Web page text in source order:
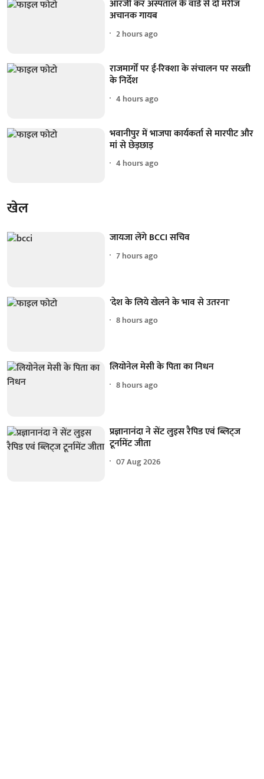
आरजी कर अस्पताल के वार्ड से दो मरीज
अचानक गायब
2 hours ago
राजमार्गों पर ई-रिक्शा के संचालन पर सख्ती
के निर्देश
4 hours ago
भवानीपुर में भाजपा कार्यकर्ता से मारपीट और
मां से छेड़छाड़
4 hours ago
खेल
जायजा लेंगे BCCI सचिव
7 hours ago
'देश के लिये खेलने के भाव से उतरना'
8 hours ago
लियोनेल मेसी के पिता का निधन
8 hours ago
प्रज्ञानानंदा ने सेंट लुइस रैपिड एवं ब्लिट्ज
टूर्नामेंट जीता
07 Aug 2026